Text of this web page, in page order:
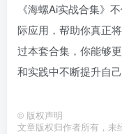
《海螺Ai实战合集》
际应用，帮助你真正
过本套合集，你能够
和实践中不断提升自己
© 版权声明
文章版权归作者所有，未